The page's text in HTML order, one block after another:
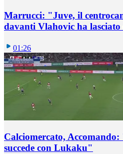
Marrucci: "Juve, il
davanti Vlahovic ha
01:26
Calciomercato, Accomando:
succede con Lukaku"